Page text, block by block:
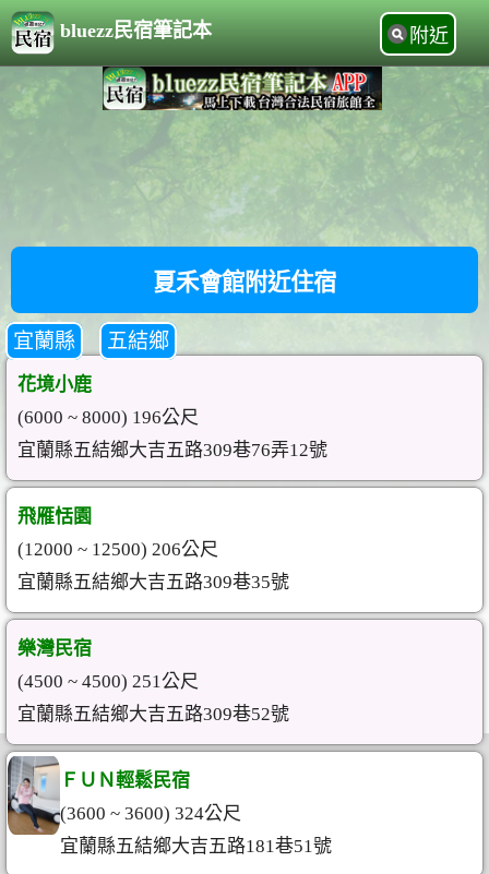
bluezz民宿筆記本 附近
夏禾會館附近住宿
宜蘭縣 五結鄉
花境小鹿
(6000 ~ 8000) 196公尺
宜蘭縣五結鄉大吉五路309巷76弄12號
飛雁恬園
(12000 ~ 12500) 206公尺
宜蘭縣五結鄉大吉五路309巷35號
樂灣民宿
(4500 ~ 4500) 251公尺
宜蘭縣五結鄉大吉五路309巷52號
ＦＵＮ輕鬆民宿
(3600 ~ 3600) 324公尺
宜蘭縣五結鄉大吉五路181巷51號